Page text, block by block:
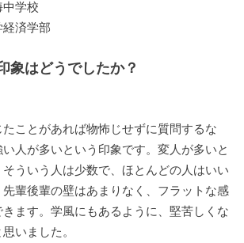
中学校
経済学部
象はどうでしたか？
ことがあれば物怖じせずに質問するな
人が多いという印象です。変人が多いと
ういう人は少数で、ほとんどの人はいい
輩後輩の壁はあまりなく、フラットな感
きます。学風にもあるように、堅苦しくな
いました。